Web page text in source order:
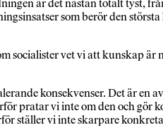
är det nästan totalt tyst,
som berör den
socialister vet vi att kunskap är
konsekvenser. Det är en
pratar vi inte om den och gör
ställer vi inte skarpare